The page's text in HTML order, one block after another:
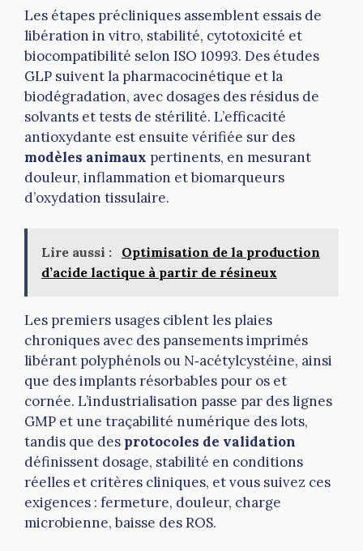
Les étapes précliniques assemblent essais de
libération in vitro, stabilité, cytotoxicité et
biocompatibilité selon ISO 10993. Des études
GLP suivent la pharmacocinétique et la
biodégradation, avec dosages des résidus de
solvants et tests de stérilité. L’efficacité
antioxydante est ensuite vérifiée sur des
modèles animaux pertinents, en mesurant
douleur, inflammation et biomarqueurs
d’oxydation tissulaire.
Lire aussi :
Optimisation de la production
d’acide lactique à partir de résineux
Les premiers usages ciblent les plaies
chroniques avec des pansements imprimés
libérant polyphénols ou N‑acétylcystéine, ainsi
que des implants résorbables pour os et
cornée. L’industrialisation passe par des lignes
GMP et une traçabilité numérique des lots,
tandis que des protocoles de validation
définissent dosage, stabilité en conditions
réelles et critères cliniques, et vous suivez ces
exigences : fermeture, douleur, charge
microbienne, baisse des ROS.